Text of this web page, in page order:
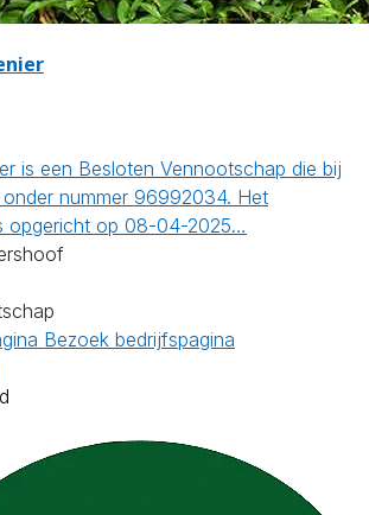
is een Besloten Vennootschap die bij
nummer 96992034. Het
opgericht op 08-04-2025…
Bezoek bedrijfspagina